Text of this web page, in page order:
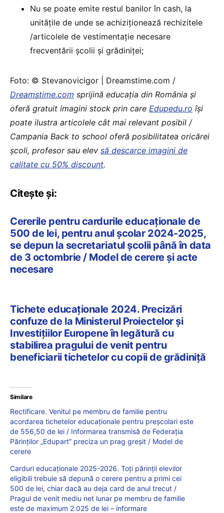
Nu se poate emite restul banilor în cash, la
unitățile de unde se achiziționează rechizitele
/articolele de vestimentație necesare
frecventării școlii și grădiniței;
Foto: © Stevanovicigor | Dreamstime.com /
Dreamstime.com sprijină educaţia din România şi
oferă gratuit imagini stock prin care Edupedu.ro îşi
poate ilustra articolele cât mai relevant posibil /
Campania Back to school oferă posibilitatea oricărei
școli, profesor sau elev să descarce imagini de
calitate cu 50% discount.
Citește și:
Cererile pentru cardurile educaționale de
500 de lei, pentru anul școlar 2024-2025,
se depun la secretariatul școlii până în data
de 3 octombrie / Model de cerere și acte
necesare
Tichete educaționale 2024. Precizări
confuze de la Ministerul Proiectelor și
Investițiilor Europene în legătură cu
stabilirea pragului de venit pentru
beneficiarii tichetelor cu copii de grădiniță
Similare
Rectificare. Venitul pe membru de familie pentru
acordarea tichetelor educaționale pentru preșcolari este
de 556,50 de lei / Informarea transmisă de Federația
Părinților „Edupart” preciza un prag greșit / Model de
cerere
Carduri educaționale 2025-2026. Toți părinții elevilor
eligibili trebuie să depună o cerere pentru a primi cei
500 de lei, chiar dacă au deja card de anul trecut /
Pragul de venit mediu net lunar pe membru de familie
este de maximum 2.025 de lei – informare